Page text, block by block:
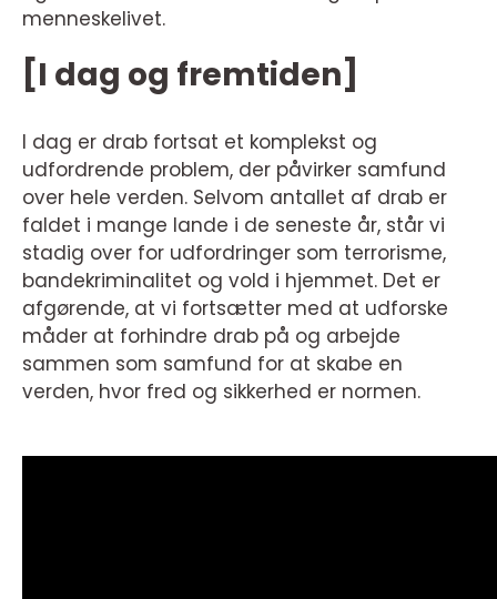
menneskelivet.
[I dag og fremtiden]
I dag er drab fortsat et komplekst og
udfordrende problem, der påvirker samfund
over hele verden. Selvom antallet af drab er
faldet i mange lande i de seneste år, står vi
stadig over for udfordringer som terrorisme,
bandekriminalitet og vold i hjemmet. Det er
afgørende, at vi fortsætter med at udforske
måder at forhindre drab på og arbejde
sammen som samfund for at skabe en
verden, hvor fred og sikkerhed er normen.